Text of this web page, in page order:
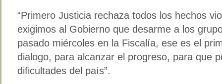
“Primero Justicia rechaza todos los hechos
exigimos al Gobierno que desarme a los
pasado miércoles en la Fiscalía, ese es el
dialogo, para alcanzar el progreso, para que
dificultades del país”.